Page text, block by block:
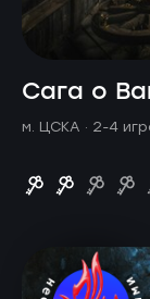
Сага о
м. ЦСКА · 2-4